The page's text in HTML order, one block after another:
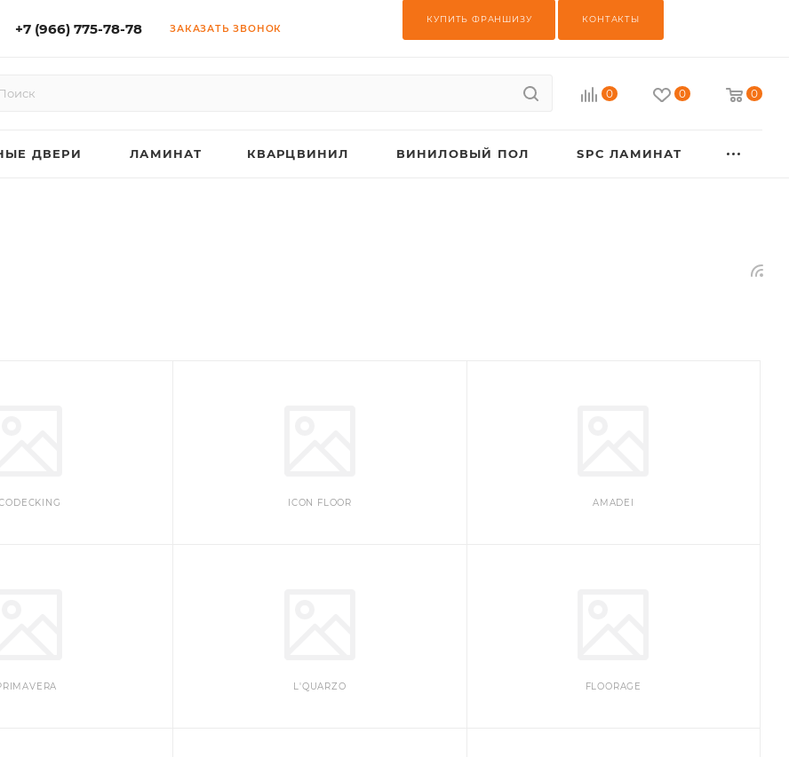
+7 (966) 775-78-78 ЗАКАЗАТЬ ЗВОНОК
КУПИТЬ ФРАНШИЗУ КОНТАКТЫ
0 0 0
ДВЕРИ ЛАМИНАТ КВАРЦВИНИЛ ВИНИЛОВЫЙ ПОЛ SPC ЛАМИНАТ
ICON FLOOR AMADEI
L'QUARZO FLOORAGE